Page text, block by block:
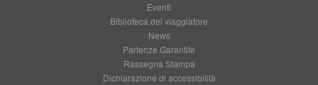
Eventi
Biblioteca del viaggiatore
News
Partenze Garantite
Rassegna Stampa
Dichiarazione di accessibilità